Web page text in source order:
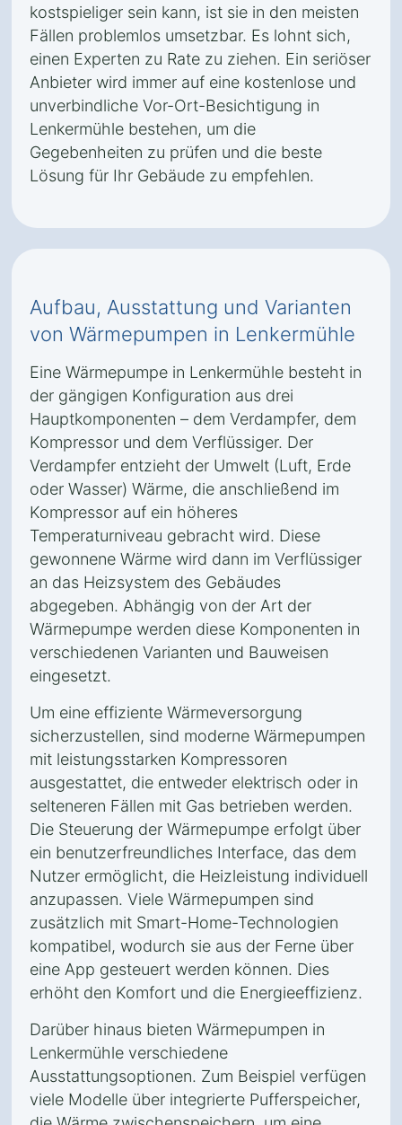
kostspieliger sein kann, ist sie in den meisten
Fällen problemlos umsetzbar. Es lohnt sich,
einen Experten zu Rate zu ziehen. Ein seriöser
Anbieter wird immer auf eine kostenlose und
unverbindliche Vor-Ort-Besichtigung in
Lenkermühle bestehen, um die
Gegebenheiten zu prüfen und die beste
Lösung für Ihr Gebäude zu empfehlen.
Aufbau, Ausstattung und Varianten
von Wärmepumpen in Lenkermühle
Eine Wärmepumpe in Lenkermühle besteht in
der gängigen Konfiguration aus drei
Hauptkomponenten – dem Verdampfer, dem
Kompressor und dem Verflüssiger. Der
Verdampfer entzieht der Umwelt (Luft, Erde
oder Wasser) Wärme, die anschließend im
Kompressor auf ein höheres
Temperaturniveau gebracht wird. Diese
gewonnene Wärme wird dann im Verflüssiger
an das Heizsystem des Gebäudes
abgegeben. Abhängig von der Art der
Wärmepumpe werden diese Komponenten in
verschiedenen Varianten und Bauweisen
eingesetzt.
Um eine effiziente Wärmeversorgung
sicherzustellen, sind moderne Wärmepumpen
mit leistungsstarken Kompressoren
ausgestattet, die entweder elektrisch oder in
selteneren Fällen mit Gas betrieben werden.
Die Steuerung der Wärmepumpe erfolgt über
ein benutzerfreundliches Interface, das dem
Nutzer ermöglicht, die Heizleistung individuell
anzupassen. Viele Wärmepumpen sind
zusätzlich mit Smart-Home-Technologien
kompatibel, wodurch sie aus der Ferne über
eine App gesteuert werden können. Dies
erhöht den Komfort und die Energieeffizienz.
Darüber hinaus bieten Wärmepumpen in
Lenkermühle verschiedene
Ausstattungsoptionen. Zum Beispiel verfügen
viele Modelle über integrierte Pufferspeicher,